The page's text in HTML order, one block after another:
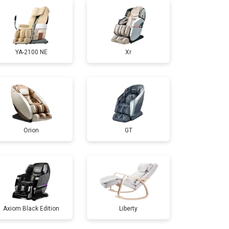
3300 ₽ Заказать
3200 ₽ Заказать
6200 ₽ Заказать
3500 ₽ Заказать
4100 ₽
3700 ₽ Заказать
YA-2100 NE Xr
Orion GT
Axiom Black Edition Liberty